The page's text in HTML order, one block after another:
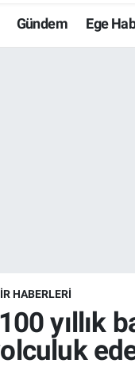
Gündem Ege
HABERLERİ
yıllık